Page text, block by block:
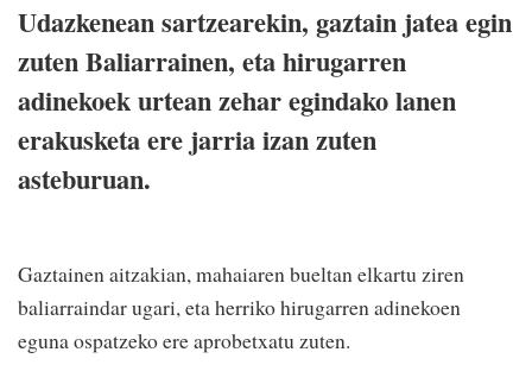
Udazkenean sartzearekin, gaztain jatea egin
zuten Baliarrainen, eta hirugarren
adinekoek urtean zehar egindako lanen
erakusketa ere jarria izan zuten
asteburuan.
Gaztainen aitzakian, mahaiaren bueltan elkartu ziren
baliarraindar ugari, eta herriko hirugarren adinekoen
eguna ospatzeko ere aprobetxatu zuten.